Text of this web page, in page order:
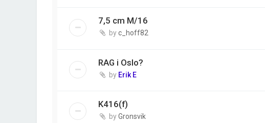
7,5 cm M/16
byc_hoff82
RAG i Oslo?
by Erik E
K416(f)
byGronsvik